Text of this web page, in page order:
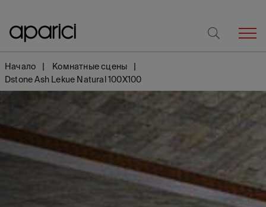
Начало
Комнатные сцены
Dstone Ash Lekue Natural 100X100